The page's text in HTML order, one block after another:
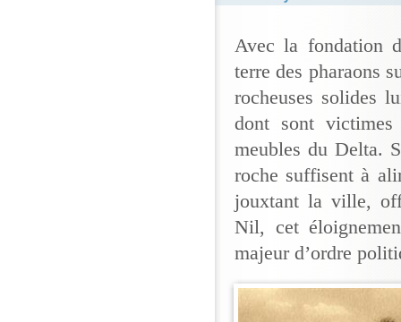
Avec la fondation
terre des pharaons
rocheuses solides
dont sont
meubles du Delta.
roche suffisent à
jouxtant la ville,
Nil, cet
majeur d’ordre